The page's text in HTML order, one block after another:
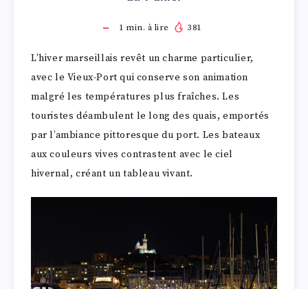
1 min. à lire 381
L’hiver marseillais revêt un charme particulier,
avec le Vieux-Port qui conserve son animation
malgré les températures plus fraîches. Les
touristes déambulent le long des quais, emportés
par l’ambiance pittoresque du port. Les bateaux
aux couleurs vives contrastent avec le ciel
hivernal, créant un tableau vivant.